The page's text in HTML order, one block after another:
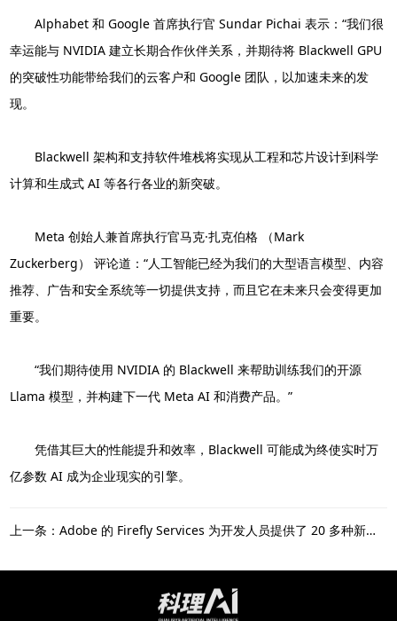
Alphabet 和 Google 首席执行官 Sundar Pichai 表示：“我们很
幸运能与 NVIDIA 建立长期合作伙伴关系，并期待将 Blackwell GPU
的突破性功能带给我们的云客户和 Google 团队，以加速未来的发
现。
Blackwell 架构和支持软件堆栈将实现从工程和芯片设计到科学
计算和生成式 AI 等各行各业的新突破。
Meta 创始人兼首席执行官马克·扎克伯格 （Mark
Zuckerberg） 评论道：“人工智能已经为我们的大型语言模型、内容
推荐、广告和安全系统等一切提供支持，而且它在未来只会变得更加
重要。
“我们期待使用 NVIDIA 的 Blackwell 来帮助训练我们的开源
Llama 模型，并构建下一代 Meta AI 和消费产品。”
凭借其巨大的性能提升和效率，Blackwell 可能成为终使实时万
亿参数 AI 成为企业现实的引擎。
上一条：Adobe 的 Firefly Services 为开发人员提供了 20 多种新的生成式和创意 API